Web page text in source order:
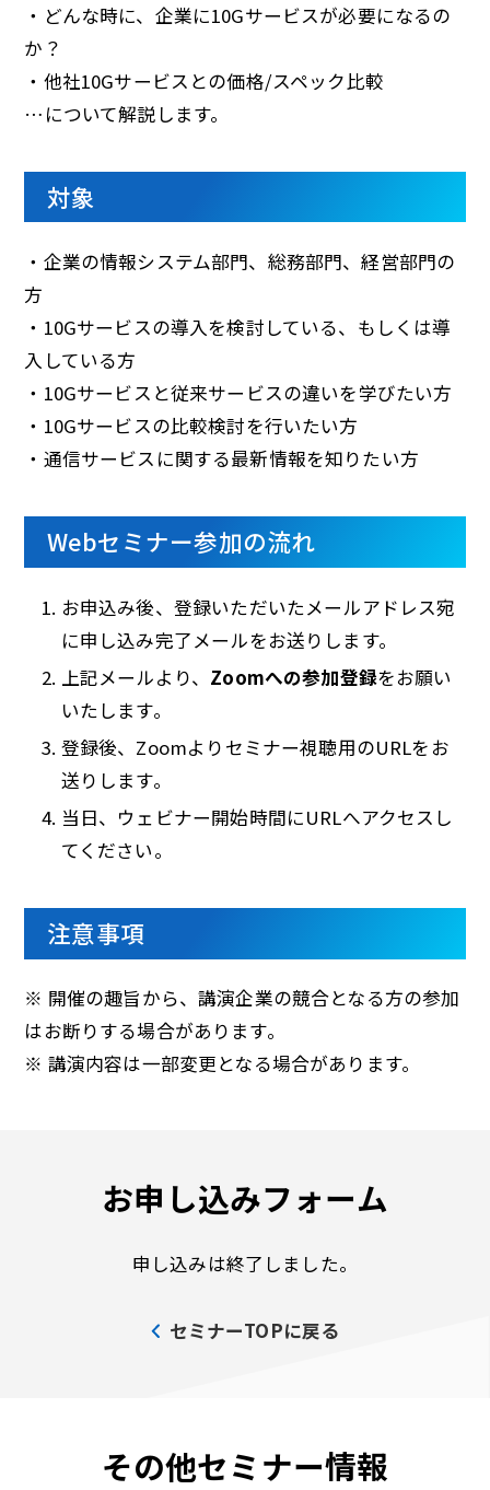
・どんな時に、企業に10Gサービスが必要になるの
か？
・他社10Gサービスとの価格/スペック比較
…について解説します。
対象
・企業の情報システム部門、総務部門、経営部門の
方
・10Gサービスの導入を検討している、もしくは導
入している方
・10Gサービスと従来サービスの違いを学びたい方
・10Gサービスの比較検討を行いたい方
・通信サービスに関する最新情報を知りたい方
Webセミナー参加の流れ
お申込み後、登録いただいたメールアドレス宛
に申し込み完了メールをお送りします。
上記メールより、 Zoomへの参加登録をお願い
いたします。
登録後、Zoomよりセミナー視聴用のURLをお
送りします。
当日、ウェビナー開始時間にURLへアクセスし
てください。
注意事項
※ 開催の趣旨から、講演企業の競合となる方の参加
はお断りする場合があります。
※ 講演内容は一部変更となる場合があります。
お申し込みフォーム
申し込みは終了しました。
セミナーTOPに戻る
その他セミナー情報